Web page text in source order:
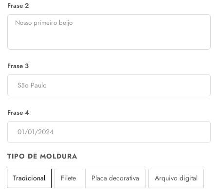
Frase 2
Frase 3
Frase 4
TIPO DE MOLDURA
Tradicional Filete Placa decorativa Arquivo digital